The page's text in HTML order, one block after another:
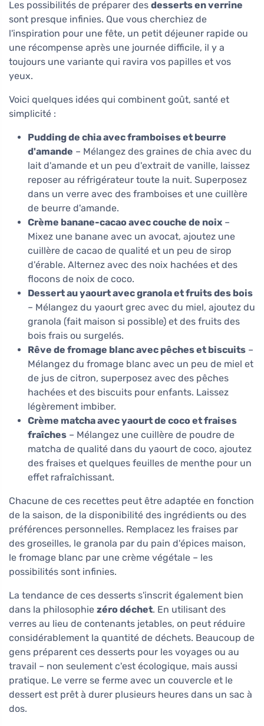
Les possibilités de préparer des desserts en verrine
sont presque infinies. Que vous cherchiez de
l'inspiration pour une fête, un petit déjeuner rapide ou
une récompense après une journée difficile, il y a
toujours une variante qui ravira vos papilles et vos
yeux.
Voici quelques idées qui combinent goût, santé et
simplicité :
Pudding de chia avec framboises et beurre
d'amande – Mélangez des graines de chia avec du
lait d'amande et un peu d'extrait de vanille, laissez
reposer au réfrigérateur toute la nuit. Superposez
dans un verre avec des framboises et une cuillère
de beurre d'amande.
Crème banane-cacao avec couche de noix –
Mixez une banane avec un avocat, ajoutez une
cuillère de cacao de qualité et un peu de sirop
d'érable. Alternez avec des noix hachées et des
flocons de noix de coco.
Dessert au yaourt avec granola et fruits des bois
– Mélangez du yaourt grec avec du miel, ajoutez du
granola (fait maison si possible) et des fruits des
bois frais ou surgelés.
Rêve de fromage blanc avec pêches et biscuits –
Mélangez du fromage blanc avec un peu de miel et
de jus de citron, superposez avec des pêches
hachées et des biscuits pour enfants. Laissez
légèrement imbiber.
Crème matcha avec yaourt de coco et fraises
fraîches – Mélangez une cuillère de poudre de
matcha de qualité dans du yaourt de coco, ajoutez
des fraises et quelques feuilles de menthe pour un
effet rafraîchissant.
Chacune de ces recettes peut être adaptée en fonction
de la saison, de la disponibilité des ingrédients ou des
préférences personnelles. Remplacez les fraises par
des groseilles, le granola par du pain d'épices maison,
le fromage blanc par une crème végétale – les
possibilités sont infinies.
La tendance de ces desserts s'inscrit également bien
dans la philosophie zéro déchet. En utilisant des
verres au lieu de contenants jetables, on peut réduire
considérablement la quantité de déchets. Beaucoup de
gens préparent ces desserts pour les voyages ou au
travail – non seulement c'est écologique, mais aussi
pratique. Le verre se ferme avec un couvercle et le
dessert est prêt à durer plusieurs heures dans un sac à
dos.